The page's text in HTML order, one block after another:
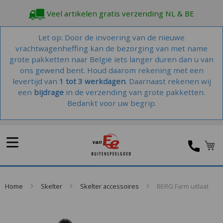
Veel artikelen gratis verzending NL & BE
Let op: Door de invoering van de nieuwe
vrachtwagenheffing kan de bezorging van met name
grote pakketten naar België iets langer duren dan u van
ons gewend bent. Houd daarom rekening met een
levertijd van 1 tot 3 werkdagen. Daarnaast rekenen wij
een bijdrage in de verzending van grote pakketten.
Bedankt voor uw begrip.
Home Skelter Skelter accessoires BERG Farm uitlaat